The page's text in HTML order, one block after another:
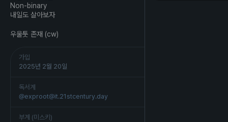
Non-binary
내일도 살아보자
우울툿 존재 (cw)
가입
2025년 2월 20일
독서계
@exproot@it.21stcentury.day
부계 (미스키)